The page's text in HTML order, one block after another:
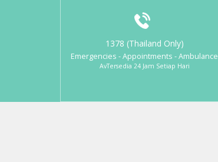
1378 (Thailand Only)
Emergencies - Appointments - Ambulance
AvTersedia 24 Jam Setiap Hari